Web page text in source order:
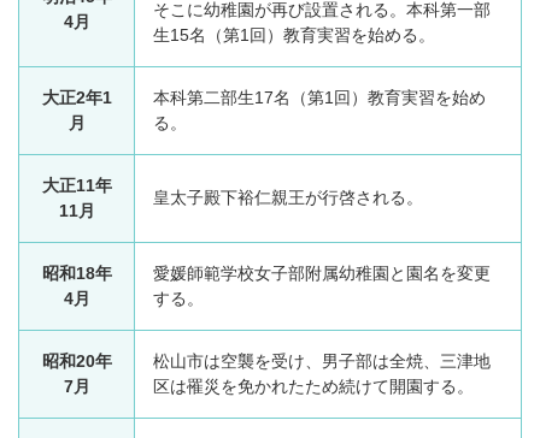
4月
そこに幼稚園が再び設置される。本科第一部
生15名（第1回）教育実習を始める。
大正2年1
月
本科第二部生17名（第1回）教育実習を始め
る。
大正11年
11月
皇太子殿下裕仁親王が行啓される。
昭和18年
4月
愛媛師範学校女子部附属幼稚園と園名を変更
する。
昭和20年
7月
松山市は空襲を受け、男子部は全焼、三津地
区は罹災を免かれたため続けて開園する。